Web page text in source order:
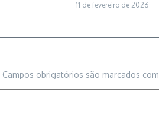
11 de fevereiro de 2026
Campos obrigatórios são marcados com